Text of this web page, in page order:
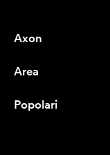
Axon
Chi siamo
Careers
Area
I più venduti
Popolari